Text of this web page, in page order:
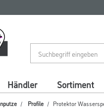
Händler Sortiment
Profile Protektor